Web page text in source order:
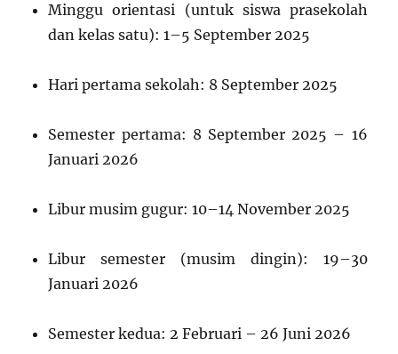
Minggu orientasi (untuk siswa prasekolah
dan kelas satu): 1–5 September 2025
Hari pertama sekolah: 8 September 2025
Semester pertama: 8 September 2025 – 16
Januari 2026
Libur musim gugur: 10–14 November 2025
Libur semester (musim dingin): 19–30
Januari 2026
Semester kedua: 2 Februari – 26 Juni 2026